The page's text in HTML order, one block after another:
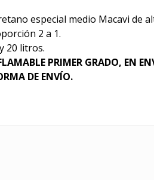
especial medio Macavi de
2 a 1.
20 litros.
PRIMER GRADO, EN
DE ENVÍO.